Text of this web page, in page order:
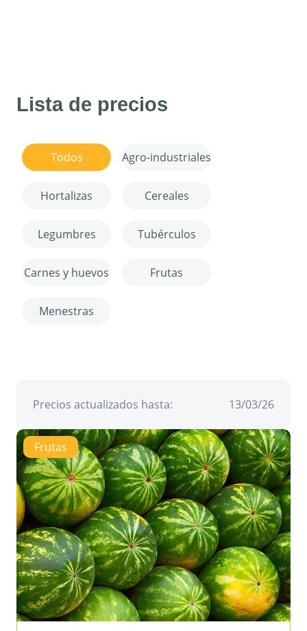
Lista de precios
Todos Agro-industriales
Hortalizas Cereales
Legumbres Tubérculos
Carnes y huevos Frutas
Menestras
Precios actualizados hasta: 13/03/26
Frutas